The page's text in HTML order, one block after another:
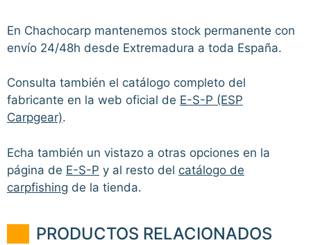
En Chachocarp mantenemos stock permanente con
envío 24/48h desde Extremadura a toda España.
Consulta también el catálogo completo del
fabricante en la web oficial de E-S-P (ESP
Carpgear).
Echa también un vistazo a otras opciones en la
página de E-S-P y al resto del catálogo de
carpfishing de la tienda.
PRODUCTOS RELACIONADOS